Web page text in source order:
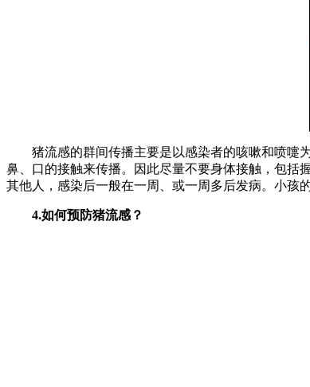
猪流感的群间传播主要是以感染者的咳嗽和喷嚏
鼻、口的接触来传播。因此尽量不要身体接触，包括
其他人，感染后一般在一周、或一周多后发病。小孩
4.如何预防猪流感？